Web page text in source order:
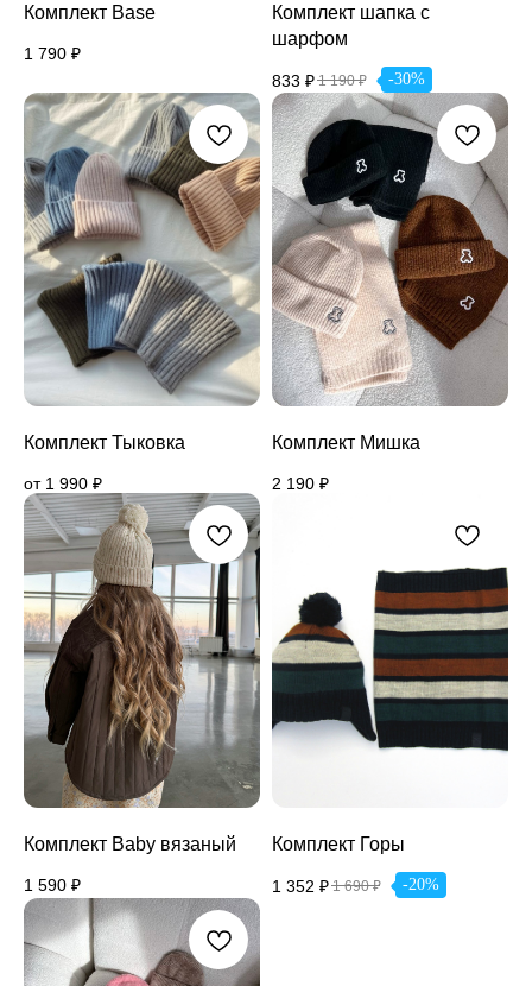
Комплект Base
1 790 ₽
Комплект шапка с
шарфом
833 ₽ 1 190 ₽ -30%
Комплект Тыковка
от 1 990 ₽
Комплект Мишка
2 190 ₽
Комплект Baby вязаный
1 590 ₽
Комплект Горы
1 352 ₽ 1 690 ₽ -20%